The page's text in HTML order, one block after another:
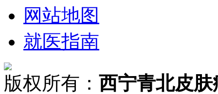
网站地图
就医指南
版权所有： 西宁青北皮肤